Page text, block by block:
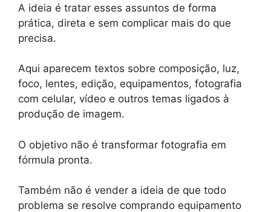
A ideia é tratar esses assuntos de forma
prática, direta e sem complicar mais do que
precisa.
Aqui aparecem textos sobre composição, luz,
foco, lentes, edição, equipamentos, fotografia
com celular, vídeo e outros temas ligados à
produção de imagem.
O objetivo não é transformar fotografia em
fórmula pronta.
Também não é vender a ideia de que todo
problema se resolve comprando equipamento